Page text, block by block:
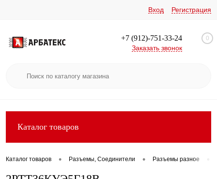
Вход Регистрация
+7 (912)-751-33-24
Заказать звонок
0
Каталог товаров
Каталог товаров • Разъемы, Соединители • Разъемы разное